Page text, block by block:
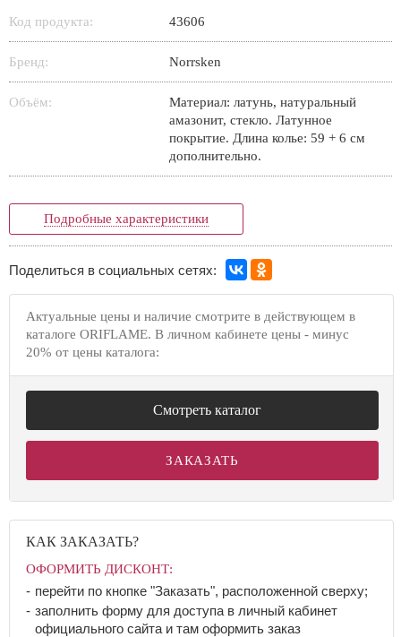
Код продукта: 43606
Бренд: Norrsken
Объём:
Материал: латунь, натуральный
амазонит, стекло. Латунное
покрытие. Длина колье: 59 + 6 см
дополнительно.
Подробные характеристики
Поделиться в социальных сетях:
Актуальные цены и наличие смотрите в действующем в
каталоге ORIFLAME. В личном кабинете цены - минус
20% от цены каталога:
Смотреть каталог
ЗАКАЗАТЬ
КАК ЗАКАЗАТЬ?
ОФОРМИТЬ ДИСКОНТ:
перейти по кнопке "Заказать", расположенной сверху;
заполнить форму для доступа в личный кабинет
официального сайта и там оформить заказ